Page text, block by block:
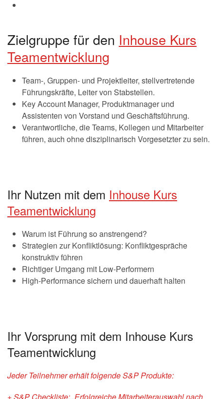
Zielgruppe für den Inhouse Kurs
Teamentwicklung
Team-, Gruppen- und Projektleiter, stellvertretende
Führungskräfte, Leiter von Stabstellen.
Key Account Manager, Produktmanager und
Assistenten von Vorstand und Geschäftsführung.
Verantwortliche, die Teams, Kollegen und Mitarbeiter
führen, auch ohne disziplinarisch Vorgesetzter zu sein.
Ihr Nutzen mit dem Inhouse Kurs
Teamentwicklung
Warum ist Führung so anstrengend?
Strategien zur Konfliktlösung: Konfliktgespräche
konstruktiv führen
Richtiger Umgang mit Low-Performern
High-Performance sichern und dauerhaft halten
Ihr Vorsprung mit dem Inhouse Kurs
Teamentwicklung
Jeder Teilnehmer erhält folgende S&P Produkte: